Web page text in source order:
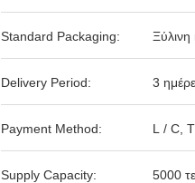
Standard Packaging: Ξύλινη
Delivery Period: 3
Payment Method: L / C,
Supply Capacity: 5000